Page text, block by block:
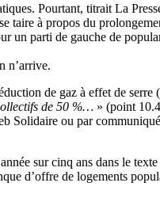
Pourtant, titrait La
taire à propos du
un parti de gauche de
n’arrive.
de gaz à effet de
de 50 %… » (point
ou par
sur cinq ans dans le
d’offre de logements